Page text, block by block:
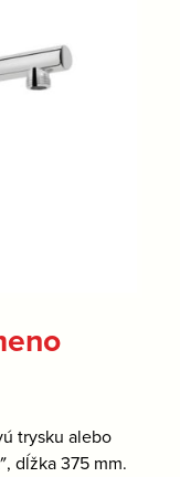
trysku alebo
dĺžka 375 mm.